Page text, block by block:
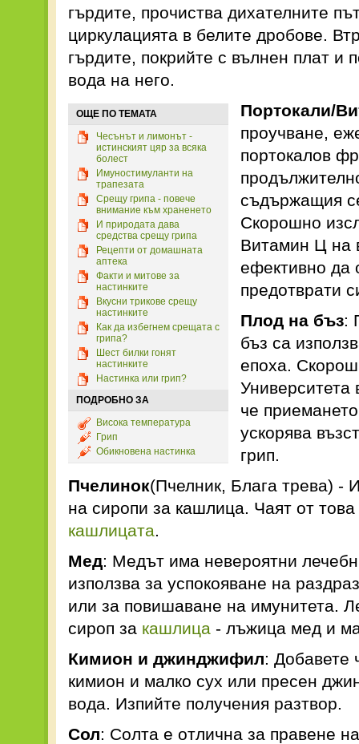
гърдите, прочиства дихателните
циркулацията в белите дробове.
гърдите, покрийте с вълнен плат и
вода на него.
ОЩЕ ПО ТЕМАТА
Чесънът и лимонът -
истинският цяр за всяка
болест
Имуностимуланти на
трапезата
Срещу грипа - повече
внимание към храненето
И природата дава
средства срещу грипа
Рецепти от домашната
аптека
Факти и митове за
настинките
Вкусни трикове срещу
настинките
Как да избегнем срещата с
грипа?
Шест билки гонят
настинките
Настинка или грип?
ПОДРОБНО ЗА
Висока температура
Грип
Обикновена настинка
Портокали/
проучване,
портокалов
съдържащия
Скорошно
Витамин Ц на
ефективно да
предотврати
Плод на бъз:
бъз са
епоха.
че
ускорява
грип.
Пчелинок(Пчелник, Блага трева) -
на сиропи за кашлица. Чаят от
кашлицата.
Мед: Медът има невероятни
използва за успокояване на
или за повишаване на имунитета.
сироп за кашлица - лъжица мед и
Кимион и джинджифил: Добавете
кимион и малко сух или пресен
вода. Изпийте получения разтвор.
Сол: Солта е отлична за правене